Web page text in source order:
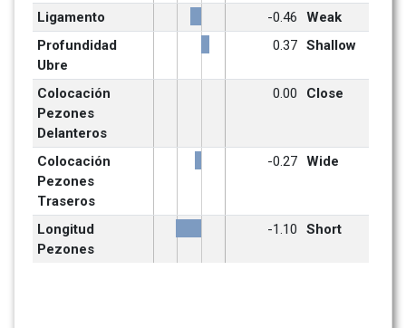
Ligamento -0.46
Weak
Profundidad
Ubre
0.37 Shallow
Colocación
Pezones
Delanteros
0.00 Close
Colocación
Pezones
Traseros
-0.27 Wide
Longitud
Pezones
-1.10 Short